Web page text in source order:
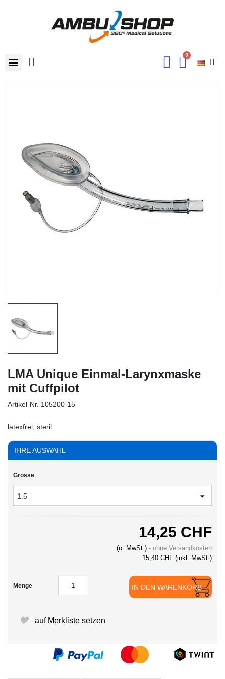
LMA Unique Einmal-Larynxmaske
mit Cuffpilot
Artikel-Nr. 105200-15
latexfrei, steril
IHRE AUSWAHL
Grösse
14,25 CHF
(o. MwSt.)
ohne Versandkosten
15,40 CHF (inkl. MwSt.)
Menge IN DEN WARENKORB
auf Merkliste setzen